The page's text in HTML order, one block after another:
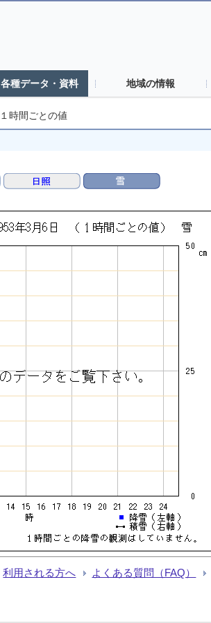
各種データ・資料 地域の情報
１時間ごとの値
利用される方へ よくある質問（FAQ）